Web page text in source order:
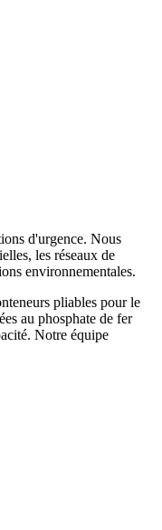
d'urgence. Nous
les réseaux de
environnementales.
pliables pour le
au phosphate de fer
Notre équipe